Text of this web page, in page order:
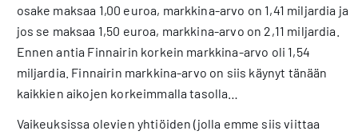
osake maksaa 1,00 euroa, markkina-arvo on 1,41 miljardia ja
jos se maksaa 1,50 euroa, markkina-arvo on 2,11 miljardia.
Ennen antia Finnairin korkein markkina-arvo oli 1,54
miljardia. Finnairin markkina-arvo on siis käynyt tänään
kaikkien aikojen korkeimmalla tasolla…
Vaikeuksissa olevien yhtiöiden (jolla emme siis viittaa